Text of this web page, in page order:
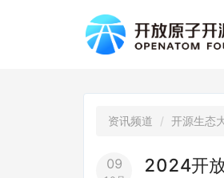
资讯频道 开源生态
09
2024开